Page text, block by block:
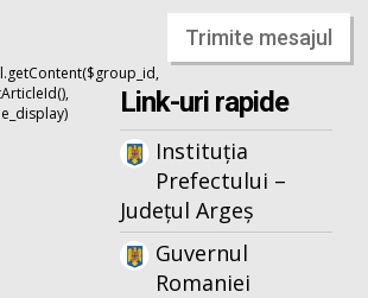
Trimite mesajul
Link-uri rapide
Instituția
Prefectului –
Județul Argeș
Guvernul
Romaniei